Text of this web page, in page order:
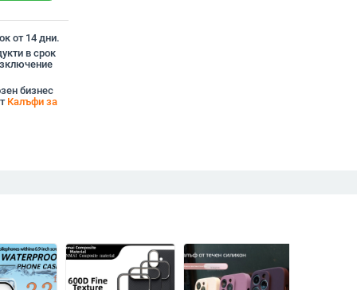
от 14 дни.
в срок
бизнес
Калъфи за